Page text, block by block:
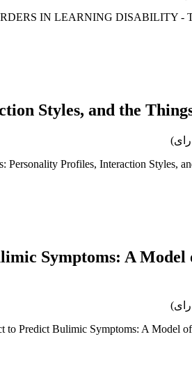
IN LEARNING DISABILITY -
Styles, and the
Personality Profiles, Interaction Styles,
Symptoms: A
to Predict Bulimic Symptoms: A Model